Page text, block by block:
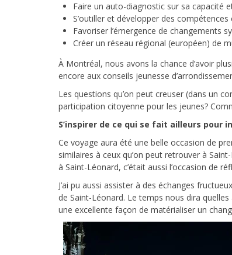
Faire un auto-diagnostic sur sa capacité
S’outiller et développer des
Favoriser l’émergence de changements
Créer un réseau régional (européen) de
À Montréal, nous avons la chance d’avoir
encore aux conseils jeunesse
Les questions qu’on peut creuser (dans un
participation citoyenne pour les jeunes?
S’inspirer de ce qui se fait ailleurs pour
Ce voyage aura été une belle occasion de
similaires à ceux qu’on peut retrouver à
à Saint-Léonard, c’était aussi l’occasion de
J’ai pu aussi assister à des échanges
de Saint-Léonard. Le temps nous dira
une excellente façon de matérialiser un